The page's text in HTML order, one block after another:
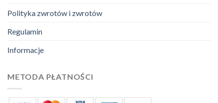
Polityka zwrotów i zwrotów
Regulamin
Informacje
METODA PŁATNOŚCI